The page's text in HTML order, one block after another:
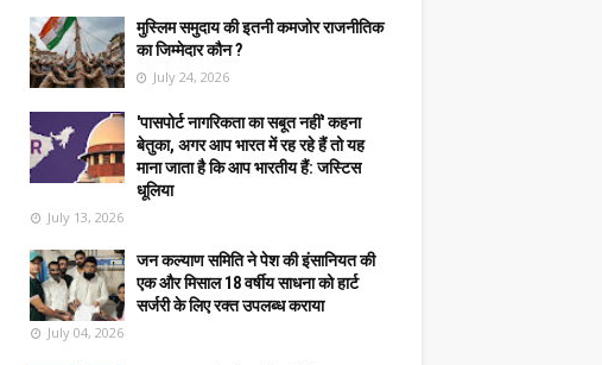
मुस्लिम समुदाय की इतनी कमजोर राजनीतिक
का जिम्मेदार कौन ?
July 24, 2026
'पासपोर्ट नागरिकता का सबूत नहीं' कहना
बेतुका, अगर आप भारत में रह रहे हैं तो यह
माना जाता है कि आप भारतीय हैं: जस्टिस
धूलिया
July 13, 2026
जन कल्याण समिति ने पेश की इंसानियत की
एक और मिसाल 18 वर्षीय साधना को हार्ट
सर्जरी के लिए रक्त उपलब्ध कराया
July 04, 2026